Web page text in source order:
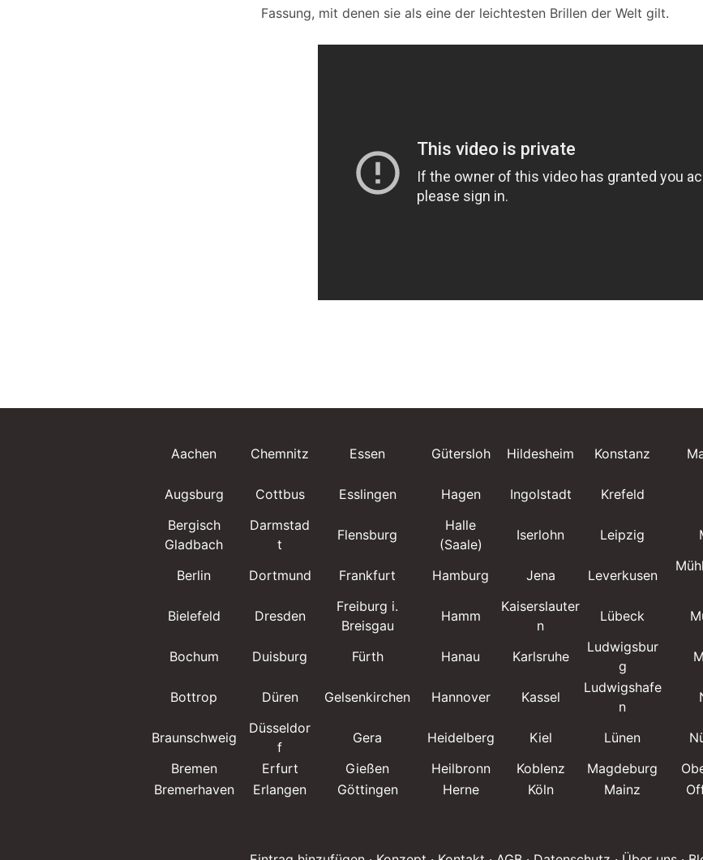
Fassung, mit denen sie als eine der leichtesten Brillen der Welt gilt.
Aachen Chemnitz Essen Gütersloh Hildesheim Konstanz
Augsburg
Cottbus Esslingen Hagen Ingolstadt Krefeld
Bergisch
Gladbach
Darmstad
t
Flensburg
Halle
(Saale)
Iserlohn Leipzig
Berlin Dortmund Frankfurt Hamburg Jena Leverkusen
Bielefeld Dresden
Freiburg i.
Breisgau
Hamm
Kaiserslauter
n
Lübeck
Bochum Duisburg Fürth Hanau Karlsruhe
Ludwigsbur
g
Bottrop Düren Gelsenkirchen Hannover Kassel
Ludwigshafe
n
Braunschweig
Düsseldor
f
Gera Heidelberg Kiel Lünen
Bremen
Erfurt Gießen Heilbronn Koblenz Magdeburg
Bremerhaven
Erlangen Göttingen Herne Köln Mainz